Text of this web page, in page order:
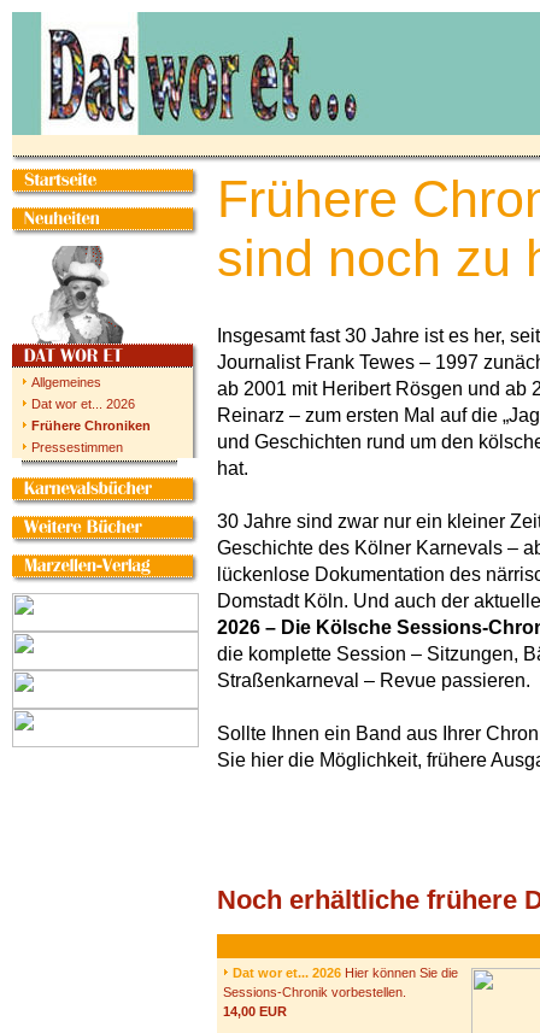
Allgemeines
Dat wor et... 2026
Frühere Chroniken
Pressestimmen
Frühere
sind noch zu
Insgesamt fast 30 Jahre ist es her,
Journalist Frank Tewes – 1997
ab 2001 mit Heribert Rösgen und ab
Reinarz – zum ersten Mal auf die
und Geschichten rund um den
hat.
30 Jahre sind zwar nur ein kleiner
Geschichte des Kölner Karnevals –
lückenlose Dokumentation des
Domstadt Köln. Und auch der
2026 – Die Kölsche Sessions-
die komplette Session – Sitzungen,
Straßenkarneval – Revue passieren.
Sollte Ihnen ein Band aus Ihrer
Sie hier die Möglichkeit, frühere
Noch erhältliche frühere
Dat wor et... 2026 Hier können Sie die
Sessions-Chronik vorbestellen.
14,00 EUR